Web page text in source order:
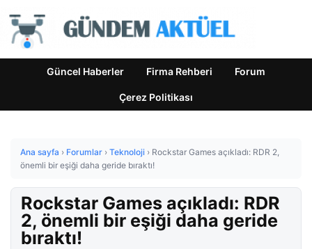
Güncel Haberler Firma Rehberi Forum
Çerez Politikası
Ana sayfa › Forumlar › Teknoloji › Rockstar Games açıkladı: RDR 2,
önemli bir eşiği daha geride bıraktı!
Rockstar Games açıkladı: RDR
2, önemli bir eşiği daha geride
bıraktı!